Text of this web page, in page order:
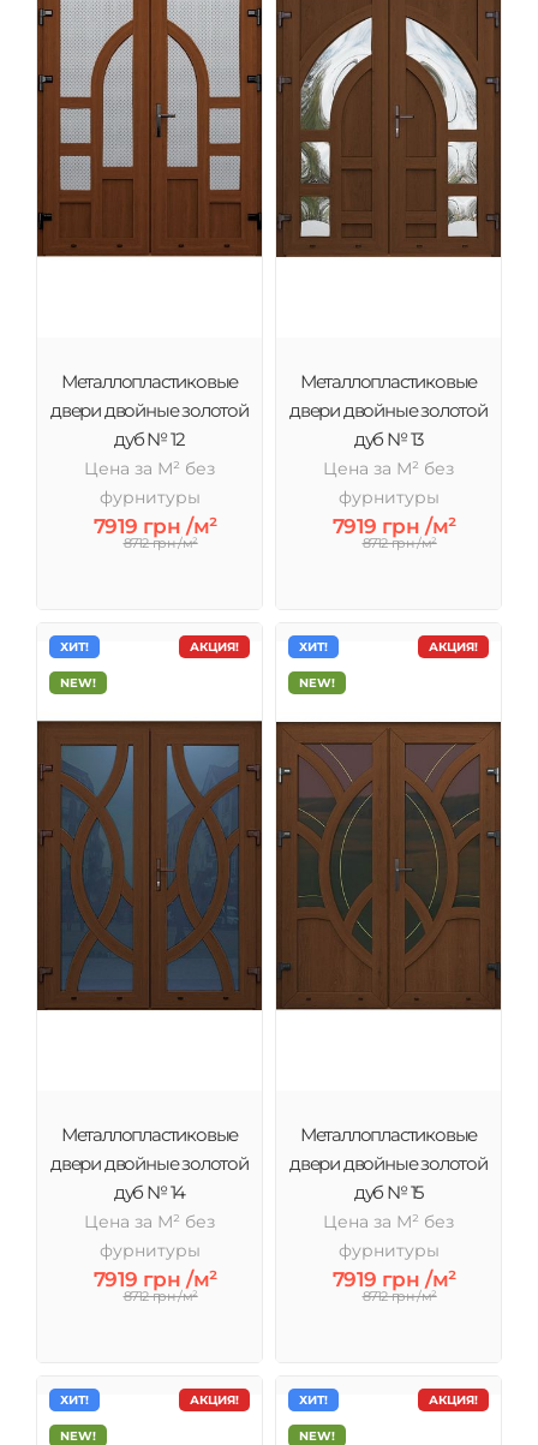
Металлопластиковые
двери двойные золотой
дуб № 12
Цена за М² без
фурнитуры
7919 грн /м²
8712 грн /м²
Металлопластиковые
двери двойные золотой
дуб № 13
Цена за М² без
фурнитуры
7919 грн /м²
8712 грн /м²
АКЦИЯ!
ХИТ!
NEW!
Металлопластиковые
двери двойные золотой
дуб № 14
Цена за М² без
фурнитуры
7919 грн /м²
8712 грн /м²
АКЦИЯ!
ХИТ!
NEW!
Металлопластиковые
двери двойные золотой
дуб № 15
Цена за М² без
фурнитуры
7919 грн /м²
8712 грн /м²
АКЦИЯ!
ХИТ!
NEW!
АКЦИЯ!
ХИТ!
NEW!